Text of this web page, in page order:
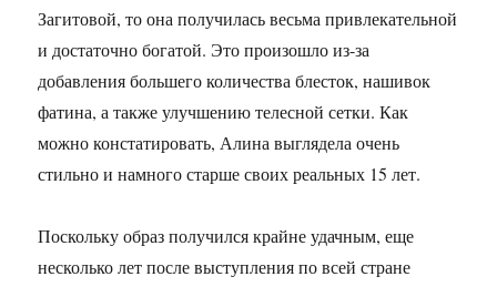
Загитовой, то она получилась весьма привлекательной
и достаточно богатой. Это произошло из-за
добавления большего количества блесток, нашивок
фатина, а также улучшению телесной сетки. Как
можно констатировать, Алина выглядела очень
стильно и намного старше своих реальных 15 лет.
Поскольку образ получился крайне удачным, еще
несколько лет после выступления по всей стране